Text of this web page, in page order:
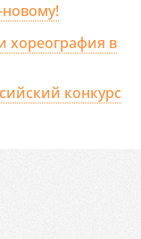
хореография в
конкурс